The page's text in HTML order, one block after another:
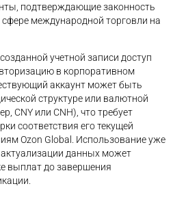
подтверждающие законность
сфере международной торговли на
учетной записи доступ
в корпоративном
аккаунт может быть
структуре или валютной
CNY или CNH), что требует
соответствия его текущей
Ozon Global. Использование уже
актуализации данных может
выплат до завершения